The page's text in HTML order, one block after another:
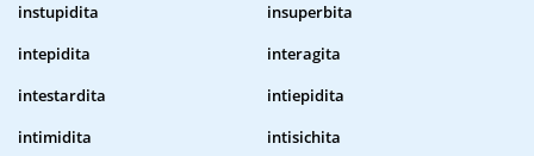
instupidita
insuperbita
intepidita
interagita
intestardita
intiepidita
intimidita
intisichita